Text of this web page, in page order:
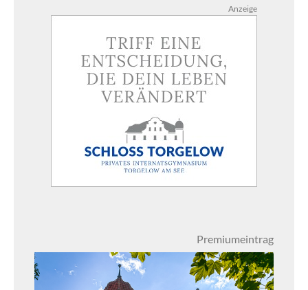
Anzeige
Premiumeintrag